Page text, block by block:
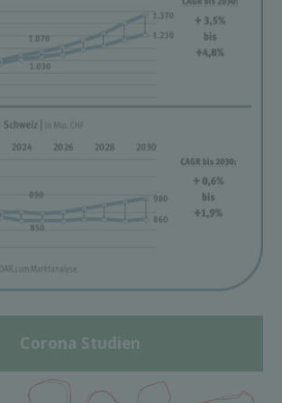
Corona Studien